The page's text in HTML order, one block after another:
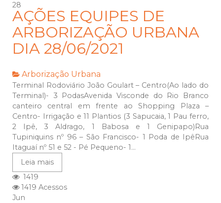
28
AÇÕES EQUIPES DE
ARBORIZAÇÃO URBANA
DIA 28/06/2021
Arborização Urbana
Terminal Rodoviário João Goulart – Centro(Ao lado do
Terminal)- 3 PodasAvenida Visconde do Rio Branco
canteiro central em frente ao Shopping Plaza –
Centro- Irrigação e 11 Plantios (3 Sapucaia, 1 Pau ferro,
2 Ipê, 3 Aldrago, 1 Babosa e 1 Genipapo)Rua
Tupiniquins nº 96 – São Francisco- 1 Poda de IpêRua
Itaguaí nº 51 e 52 - Pé Pequeno- 1...
Leia mais
1419
1419 Acessos
Jun